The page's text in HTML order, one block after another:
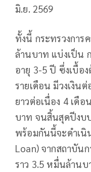
มิ.ย. 2569
ทั้งนี้ กระทรวงการ
ล้านบาท แบ่งเป็น
อายุ 3-5 ปี ซึ่งเบื้อ
รายเดือน มีวงเงิน
ยาวต่อเนื่อง 4 เดือ
บาท จนสิ้นสุดปีงบ
พร้อมกันนี้จะดำเนิ
Loan) จากสถาบัน
ราว 3.5 หมื่นล้านบ